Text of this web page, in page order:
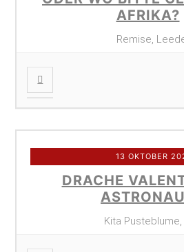
AFRIKA?
Remise,
13 OKTOBER
DRACHE
Kita